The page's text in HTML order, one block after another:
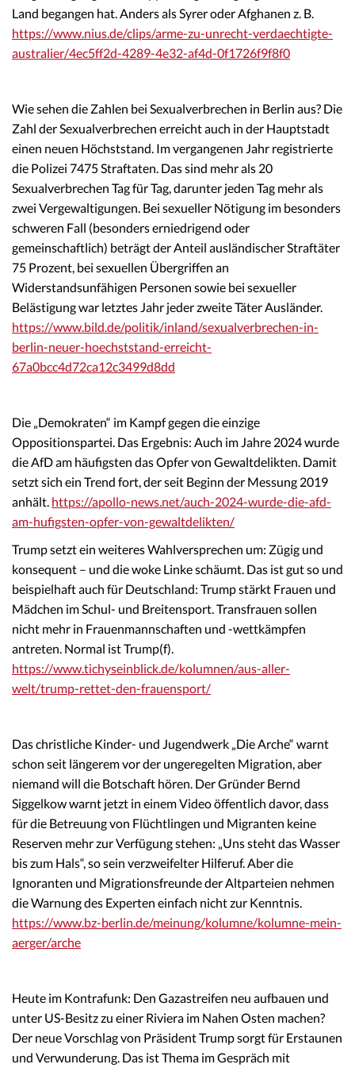
Land begangen hat. Anders als Syrer oder Afghanen z. B.
https://www.nius.de/clips/arme-zu-unrecht-verdaechtigte-
australier/4ec5ff2d-4289-4e32-af4d-0f1726f9f8f0
Wie sehen die Zahlen bei Sexualverbrechen in Berlin aus? Die
Zahl der Sexualverbrechen erreicht auch in der Hauptstadt
einen neuen Höchststand. Im vergangenen Jahr registrierte
die Polizei 7475 Straftaten. Das sind mehr als 20
Sexualverbrechen Tag für Tag, darunter jeden Tag mehr als
zwei Vergewaltigungen. Bei sexueller Nötigung im besonders
schweren Fall (besonders erniedrigend oder
gemeinschaftlich) beträgt der Anteil ausländischer Straftäter
75 Prozent, bei sexuellen Übergriffen an
Widerstandsunfähigen Personen sowie bei sexueller
Belästigung war letztes Jahr jeder zweite Täter Ausländer.
https://www.bild.de/politik/inland/sexualverbrechen-in-
berlin-neuer-hoechststand-erreicht-
67a0bcc4d72ca12c3499d8dd
Die „Demokraten“ im Kampf gegen die einzige
Oppositionspartei. Das Ergebnis: Auch im Jahre 2024 wurde
die AfD am häufigsten das Opfer von Gewaltdelikten. Damit
setzt sich ein Trend fort, der seit Beginn der Messung 2019
anhält. https://apollo-news.net/auch-2024-wurde-die-afd-
am-hufigsten-opfer-von-gewaltdelikten/
Trump setzt ein weiteres Wahlversprechen um: Zügig und
konsequent – und die woke Linke schäumt. Das ist gut so und
beispielhaft auch für Deutschland: Trump stärkt Frauen und
Mädchen im Schul- und Breitensport. Transfrauen sollen
nicht mehr in Frauenmannschaften und -wettkämpfen
antreten. Normal ist Trump(f).
https://www.tichyseinblick.de/kolumnen/aus-aller-
welt/trump-rettet-den-frauensport/
Das christliche Kinder- und Jugendwerk „Die Arche“ warnt
schon seit längerem vor der ungeregelten Migration, aber
niemand will die Botschaft hören. Der Gründer Bernd
Siggelkow warnt jetzt in einem Video öffentlich davor, dass
für die Betreuung von Flüchtlingen und Migranten keine
Reserven mehr zur Verfügung stehen: „Uns steht das Wasser
bis zum Hals“, so sein verzweifelter Hilferuf. Aber die
Ignoranten und Migrationsfreunde der Altparteien nehmen
die Warnung des Experten einfach nicht zur Kenntnis.
https://www.bz-berlin.de/meinung/kolumne/kolumne-mein-
aerger/arche
Heute im Kontrafunk: Den Gazastreifen neu aufbauen und
unter US-Besitz zu einer Riviera im Nahen Osten machen?
Der neue Vorschlag von Präsident Trump sorgt für Erstaunen
und Verwunderung. Das ist Thema im Gespräch mit